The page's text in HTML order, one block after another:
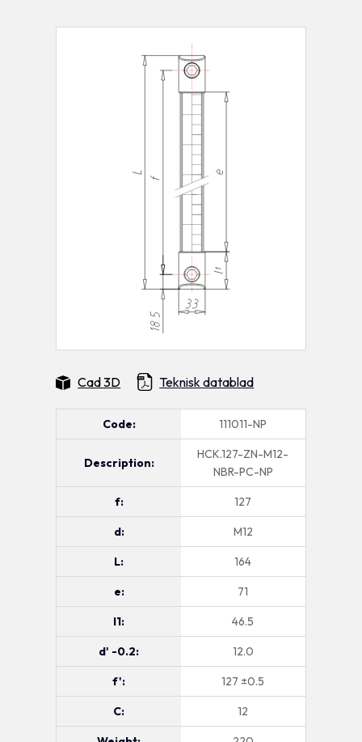
Code: 111011-NP
Description:
HCK.127-ZN-M12-
NBR-PC-NP
f: 127
d: M12
L: 164
e: 71
l1: 46.5
d' -0.2: 12.0
f': 127 ±0.5
C: 12
Cad 3D Teknisk datablad